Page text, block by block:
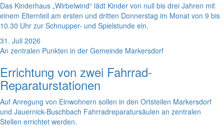
Das Kinderhaus „Wirbelwind“ lädt Kinder von null bis drei Jahren mit
einem Elternteil am ersten und dritten Donnerstag im Monat von 9 bis
10.30 Uhr zur Schnupper- und Spielstunde ein.
31. Juli 2026
An zentralen Punkten in der Gemeinde Markersdorf
Errichtung von zwei Fahrrad-
Reparaturstationen
Auf Anregung von Einwohnern sollen in den Ortsteilen Markersdorf
und Jauernick-Buschbach Fahrradreparatursäulen an zentralen
Stellen errichtet werden.